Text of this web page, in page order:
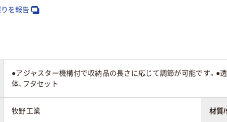
を報告
●アジャスター機構付で収納品の長さに応じて調節が可能です。●
体、フタセット
牧野工業 材質/